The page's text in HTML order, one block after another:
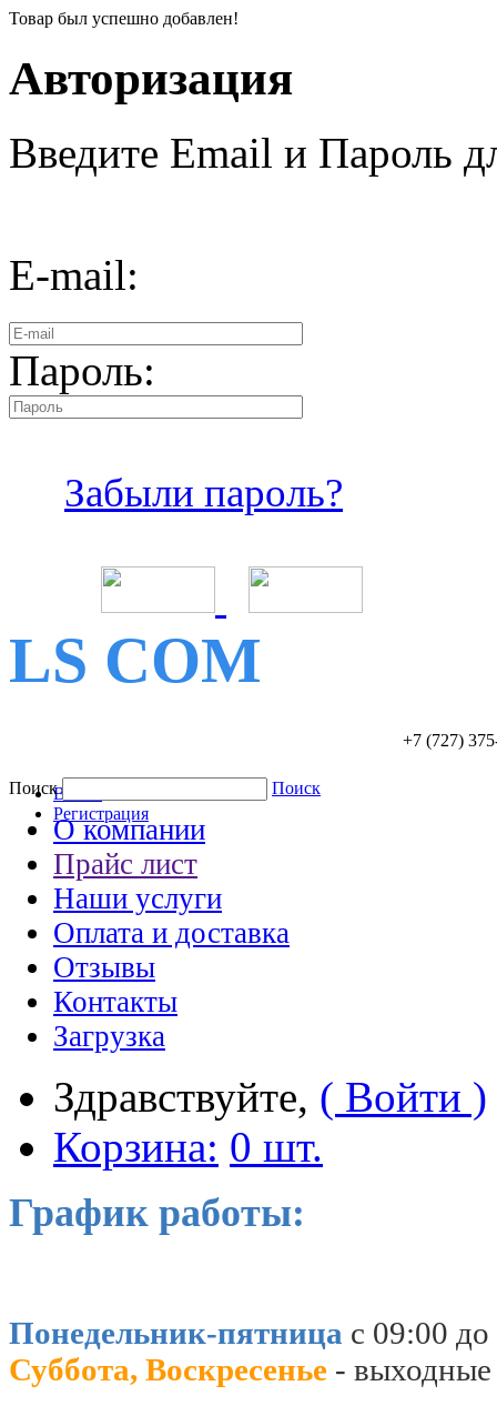
Товар был успешно добавлен!
Авторизация
Введите Email и Пароль
E-mail:
Пароль:
Забыли пароль?
LS COM
+7 (727)
Войти
Регистрация
Поиск Поиск
О компании
Прайс лист
Наши услуги
Оплата и доставка
Отзывы
Контакты
Загрузка
Здравствуйте, ( Войти )
Корзина: 0 шт.
График работы:
Понедельник-пятница с 09:00
Суббота, Воскресенье - выходные